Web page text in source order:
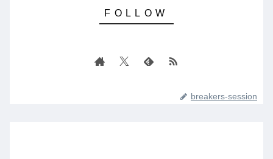
breakers-session